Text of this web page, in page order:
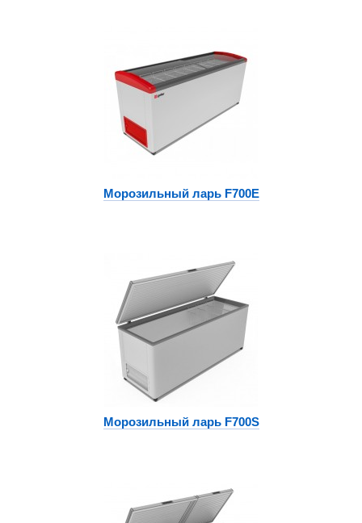
Морозильный ларь F700E
Морозильный ларь F700S